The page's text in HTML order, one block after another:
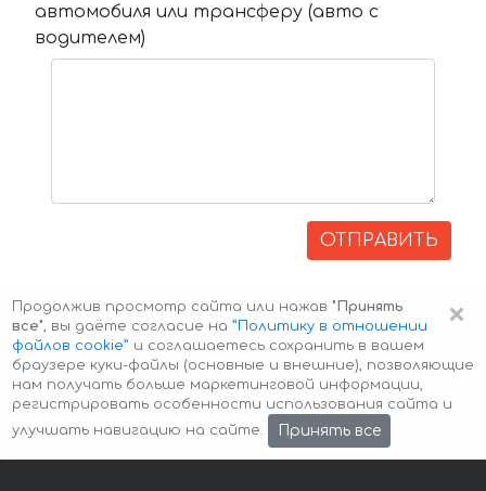
автомобиля или трансферу (авто с
водителем)
ОТПРАВИТЬ
Авторские права © 2026 Авто-Аренда Cookie Policy
×
Продолжив просмотр сайта или нажав "Принять
все", вы даёте согласие на ”Политику в отношении
файлов cookie” и соглашаетесь сохранить в вашем
браузере куки-файлы (основные и внешние), позволяющие
нам получать больше маркетинговой информации,
регистрировать особенности использования сайта и
улучшать навигацию на сайте.
Принять все